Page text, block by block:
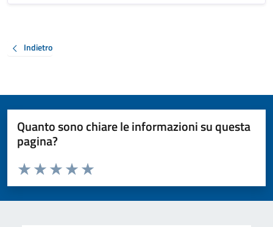
Indietro
Quanto sono chiare le informazioni su questa
pagina?
Valuta da 1 a 5 stelle la pagina
Valuta 5 stelle su 5
Valuta 4 stelle su 5
Valuta 3 stelle su 5
Valuta 2 stelle su 5
Valuta 1 stelle su 5